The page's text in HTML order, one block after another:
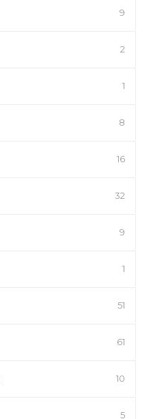
9
2
1
8
16
32
9
1
51
61
10
5